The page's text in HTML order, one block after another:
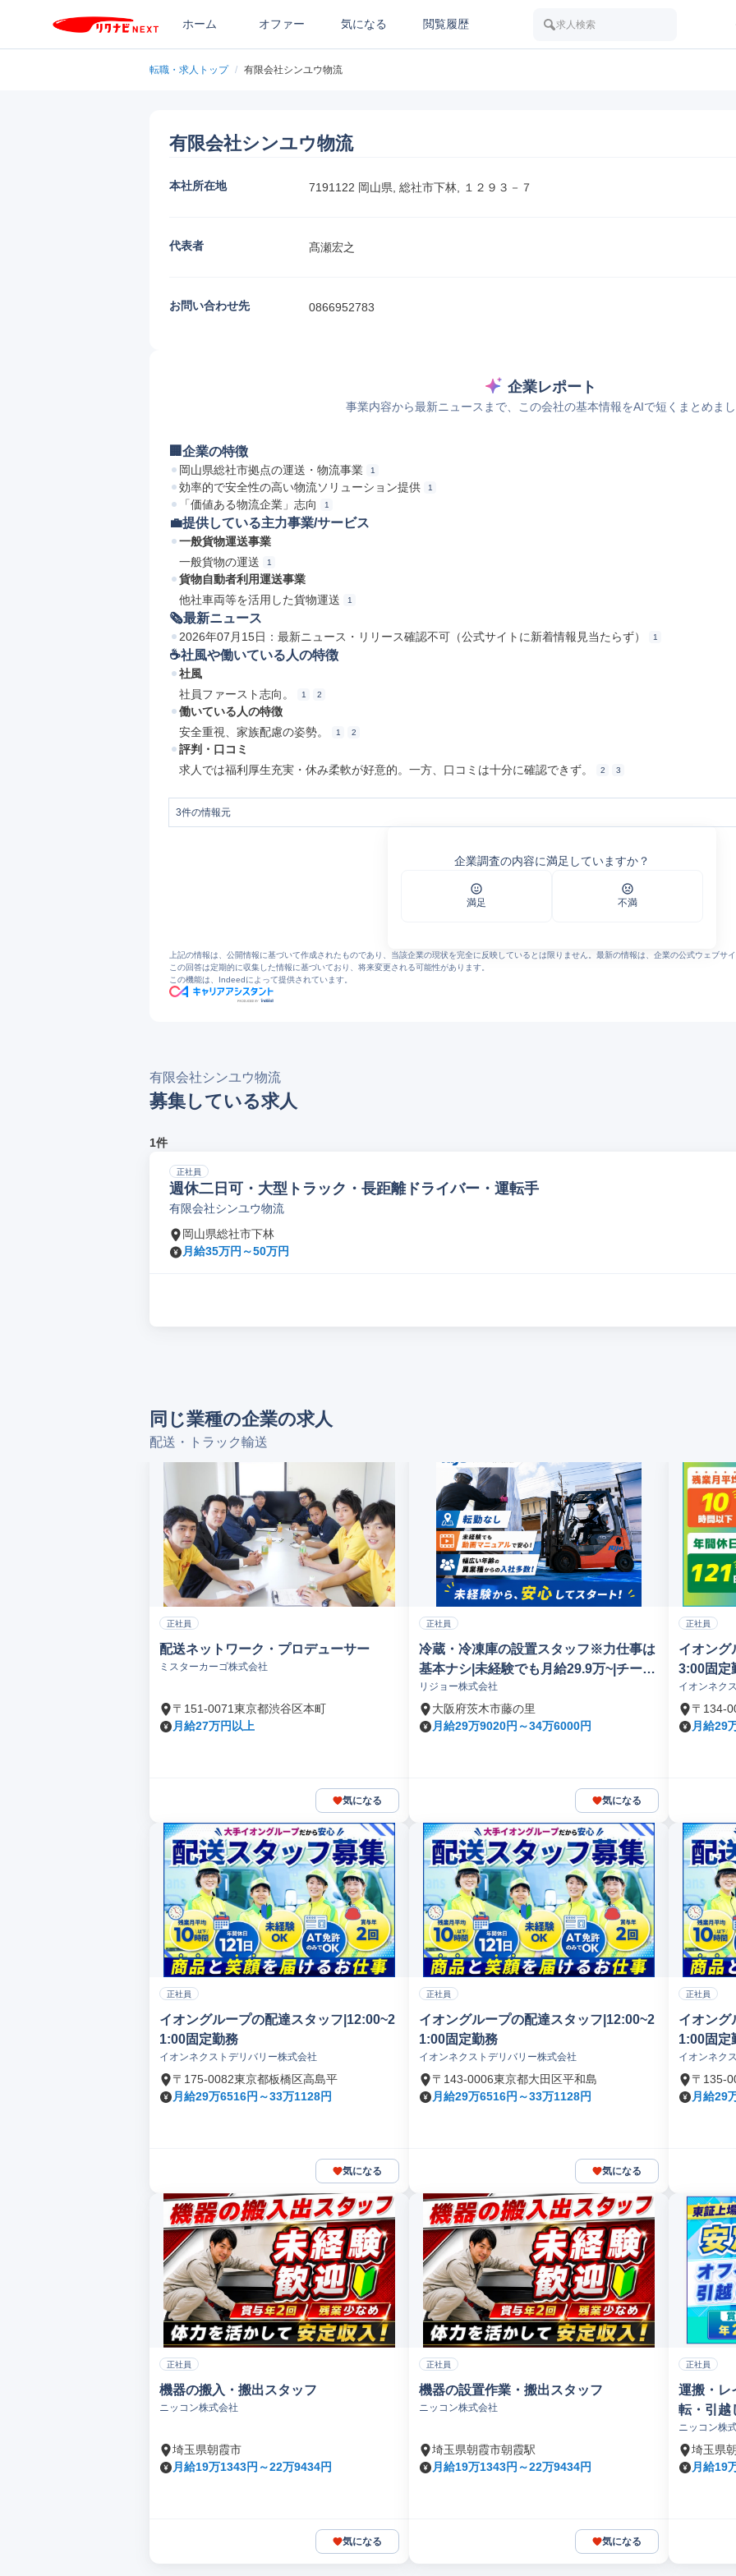
ホーム オファー 気になる 閲覧履歴 求人検索
転職・求人トップ / 有限会社シンユウ物流
有限会社シンユウ物流
本社所在地 7191122 岡山県, 総社市下林, １２９３－７
代表者 髙瀬宏之
お問い合わせ先 0866952783
企業レポート
事業内容から最新ニュースまで、この会社の基本情報をAIで短くまとめま
🏢企業の特徴
岡山県総社市拠点の運送・物流事業 1
効率的で安全性の高い物流ソリューション提供 1
「価値ある物流企業」志向 1
💼提供している主力事業/サービス
一般貨物運送事業
一般貨物の運送
1
貨物自動者利用運送事業
他社車両等を活用した貨物運送
1
🗞最新ニュース
2026年07月15日：最新ニュース・リリース確認不可（公式サイトに新着情報見当たらず） 1
☕️社風や働いている人の特徴
社風
社員ファースト志向。
1 2
働いている人の特徴
安全重視、家族配慮の姿勢。
1 2
評判・口コミ
求人では福利厚生充実・休み柔軟が好意的。一方、口コミは十分に確認できず。
2 3
3件の情報元
シンユウ物流の求人・採用・転職情報｜Yahoo!しごとカタログ企業調査の内容に満足していますか？
満足 不満
上記の情報は、公開情報に基づいて作成されたものであり、当該企業の現状を完全に反映しているとは限りません。最新の情報は、企業の公式ウェブサ
この回答は定期的に収集した情報に基づいており、将来変更される可能性があります。
この機能は、Indeedによって提供されています。
有限会社シンユウ物流
募集している求人
1件
正社員
週休二日可・大型トラック・長距離ドライバー・運転手
有限会社シンユウ物流
岡山県総社市下林
月給35万円～50万円
同じ業種の企業の求人
配送・トラック輸送
正社員
配送ネットワーク・プロデューサー
ミスターカーゴ株式会社
〒151-0071東京都渋谷区本町
月給27万円以上
気になる
正社員
冷蔵・冷凍庫の設置スタッフ※力仕事は
基本ナシ|未経験でも月給29.9万~|チーム
制なので現場でも安心
リジョー株式会社
大阪府茨木市藤の里
月給29万9020円～34万6000円
気になる
正社員
イオング
3:00固定
イオンネク
〒134-
月給29
正社員
イオングループの配達スタッフ|12:00~2
1:00固定勤務
イオンネクストデリバリー株式会社
〒175-0082東京都板橋区高島平
月給29万6516円～33万1128円
気になる
正社員
イオングループの配達スタッフ|12:00~2
1:00固定勤務
イオンネクストデリバリー株式会社
〒143-0006東京都大田区平和島
月給29万6516円～33万1128円
気になる
正社員
イオング
1:00固定
イオンネク
〒135-
月給29
正社員
機器の搬入・搬出スタッフ
ニッコン株式会社
埼玉県朝霞市
月給19万1343円～22万9434円
気になる
正社員
機器の設置作業・搬出スタッフ
ニッコン株式会社
埼玉県朝霞市朝霞駅
月給19万1343円～22万9434円
気になる
正社員
運搬・レ
転・引越
ニッコン株
埼玉県
月給19